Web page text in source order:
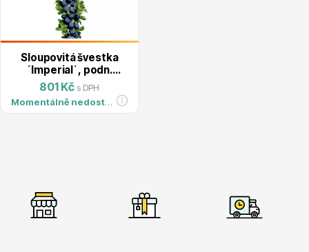
Magnólie
Sloupovitá švestka
´Imperial´, podn.
Myrobalán, kont. 5l
801 Kč s DPH
Momentálně nedostupné